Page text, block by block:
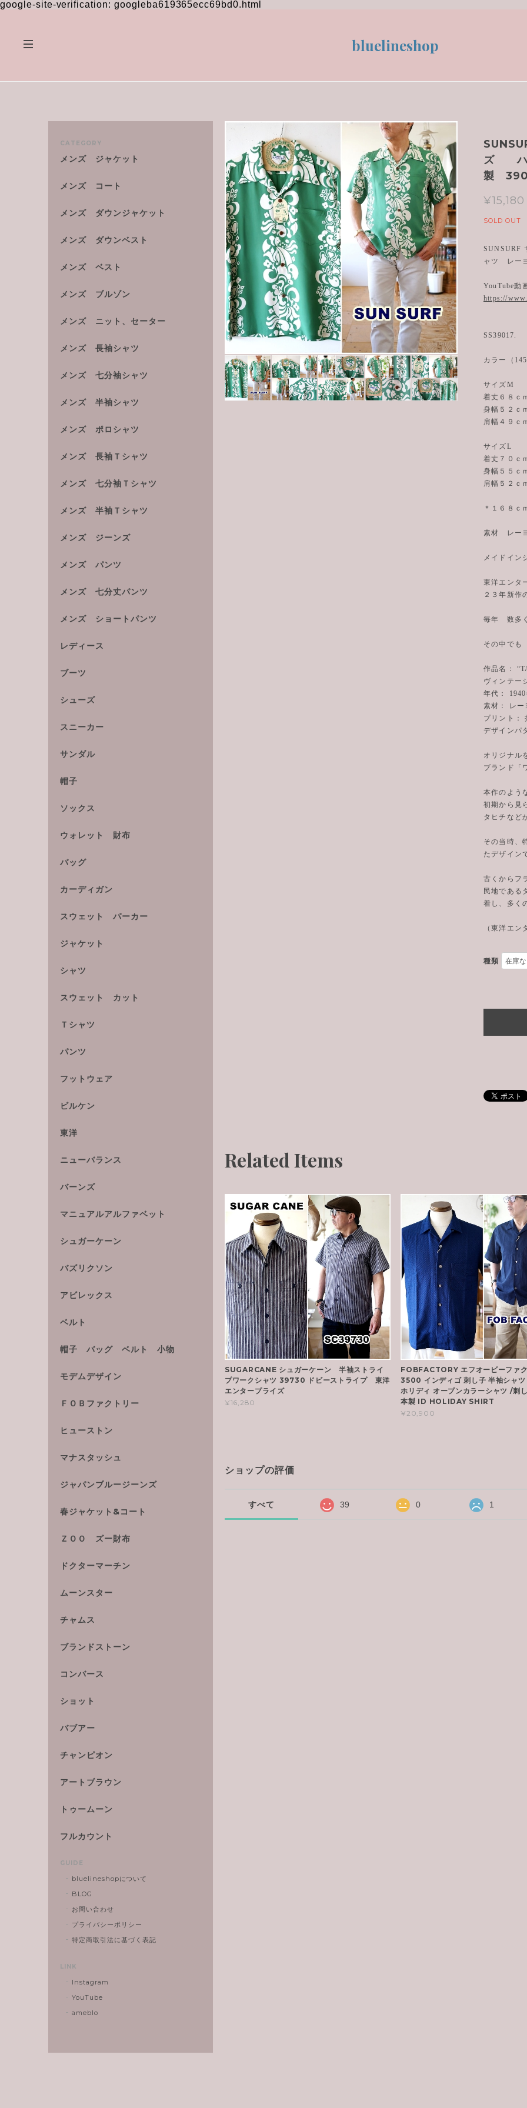
google-site-verification: googleba619365ecc69bd0.html
bluelineshop
ズ ハ
製
¥15,180
SOLD OUT
ャツ レー
YouTube動
https://
SS39017.
カラー（
サイズM
着丈６８ｃ
身幅５２ｃ
肩幅４９ｃ
サイズL
着丈７０ｃ
身幅５５ｃ
肩幅５２ｃ
＊１６８ｃ
素材 レー
メイドイン
東洋エンタ
２３年新作
毎年 数多
その中でも
作品名：
ヴィンテ
年代：
素材： レー
プリント：
デザインパ
オリジナル
ブランド「
本作のよう
初期から見
タヒチなど
その当時、
たデザイン
古くからフ
民地である
着し、多く
（東洋エ
種類
Related Items
SUGARCANE シュガーケーン 半袖ストライ
プワークシャツ 39730 ドビーストライプ 東洋
エンタープライズ
¥16,280
FOBFACTORY エフオービーファ
3500 インディゴ 刺し子 半袖シャツ
ホリディ オープンカラーシャツ /刺
本製 ID HOLIDAY SHIRT
¥20,900
ショップの評価
すべて 39 0 1
CATEGORY
メンズ ジャケット
メンズ コート
メンズ ダウンジャケット
メンズ ダウンベスト
メンズ ベスト
メンズ ブルゾン
メンズ ニット、セーター
メンズ 長袖シャツ
メンズ 七分袖シャツ
メンズ 半袖シャツ
メンズ ポロシャツ
メンズ 長袖Ｔシャツ
メンズ 七分袖Ｔシャツ
メンズ 半袖Ｔシャツ
メンズ ジーンズ
メンズ パンツ
メンズ 七分丈パンツ
メンズ ショートパンツ
レディース
ブーツ
シューズ
スニーカー
サンダル
帽子
ソックス
ウォレット 財布
バッグ
カーディガン
スウェット パーカー
ジャケット
シャツ
スウェット カット
Ｔシャツ
パンツ
フットウェア
ビルケン
東洋
ニューバランス
バーンズ
マニュアルアルファベット
シュガーケーン
バズリクソン
アビレックス
ベルト
帽子 バッグ ベルト 小物
モデムデザイン
ＦＯＢファクトリー
ヒューストン
マナスタッシュ
ジャパンブルージーンズ
春ジャケット&コート
ＺＯＯ ズー財布
ドクターマーチン
ムーンスター
チャムス
ブランドストーン
コンバース
ショット
バブアー
チャンピオン
アートブラウン
トゥームーン
フルカウント
GUIDE
bluelineshopについて
BLOG
お問い合わせ
プライバシーポリシー
特定商取引法に基づく表記
LINK
Instagram
YouTube
ameblo